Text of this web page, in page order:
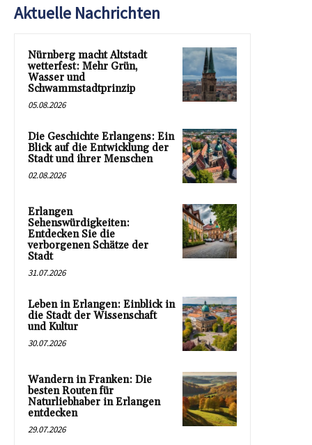
Aktuelle Nachrichten
Nürnberg macht Altstadt
wetterfest: Mehr Grün,
Wasser und
Schwammstadtprinzip
05.08.2026
Die Geschichte Erlangens: Ein
Blick auf die Entwicklung der
Stadt und ihrer Menschen
02.08.2026
Erlangen
Sehenswürdigkeiten:
Entdecken Sie die
verborgenen Schätze der
Stadt
31.07.2026
Leben in Erlangen: Einblick in
die Stadt der Wissenschaft
und Kultur
30.07.2026
Wandern in Franken: Die
besten Routen für
Naturliebhaber in Erlangen
entdecken
29.07.2026